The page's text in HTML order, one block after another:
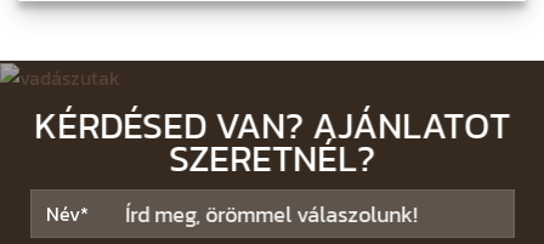
KÉRDÉSED VAN? AJÁNLATOT
SZERETNÉL?
Írd meg, örömmel válaszolunk!